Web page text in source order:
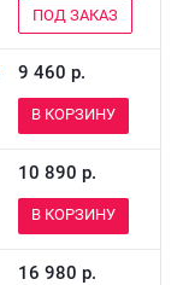
ПОД ЗАКАЗ
9 460 р.
В КОРЗИНУ
10 890 р.
В КОРЗИНУ
16 980 р.